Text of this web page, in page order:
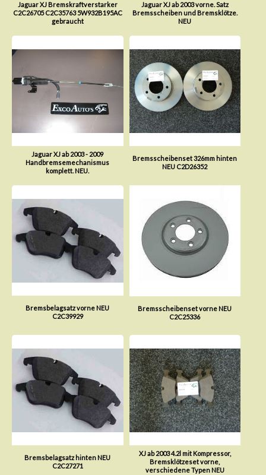
Jaguar XJ Bremskraftverstarker
C2C26705 C2C35763 5W932B195AC
gebraucht
Jaguar XJ ab 2003 vorne. Satz
Bremsscheiben und Bremsklötze.
NEU
Jaguar XJ ab 2003 - 2009
Handbremsemechanismus
komplett. NEU.
Bremsscheibenset 326mm hinten
NEU C2D26352
Bremsbelagsatz vorne NEU
C2C39929
Bremsscheibenset vorne NEU
C2C25336
Bremsbelagsatz hinten NEU
C2C27271
XJ ab 2003 4.2l mit Kompressor,
Bremsklötzeset vorne,
verschiedene Typen NEU